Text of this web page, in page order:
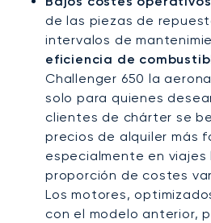
de las piezas de
intervalos de
eficiencia de
Challenger 650 la
solo para quienes
clientes de chárter se
precios de alquiler más
especialmente en viajes
proporción de costes
Los motores,
con el modelo anterior,